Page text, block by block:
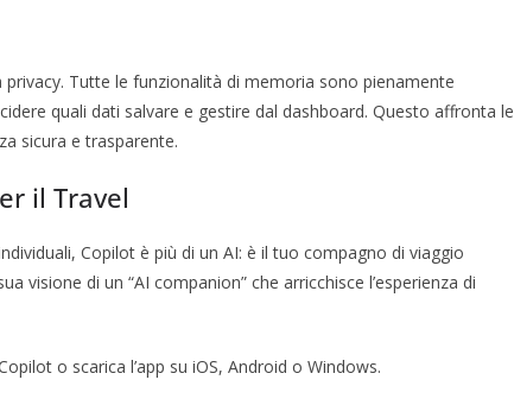
Tutte le funzionalità di memoria sono pienamente
quali dati salvare e gestire dal dashboard. Questo affronta le
sicura e trasparente.
il Travel
Copilot è più di un AI: è il tuo compagno di viaggio
visione di un “AI companion” che arricchisce l’esperienza di
o scarica l’app su iOS, Android o Windows.